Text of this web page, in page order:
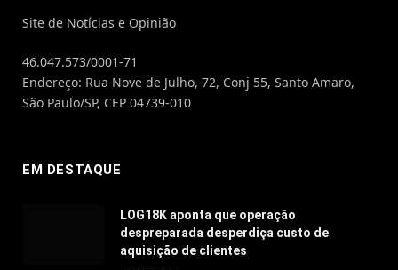
Site de Notícias e Opinião
46.047.573/0001-71
Endereço: Rua Nove de Julho, 72, Conj 55, Santo Amaro,
São Paulo/SP, CEP 04739-010
EM DESTAQUE
LOG18K aponta que operação
despreparada desperdiça custo de
aquisição de clientes